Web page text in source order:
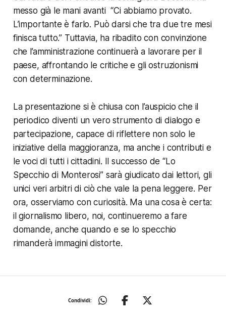
messo già le mani avanti “Ci abbiamo provato.
L’importante è farlo. Può darsi che tra due tre mesi
finisca tutto.” Tuttavia, ha ribadito con convinzione
che l’amministrazione continuerà a lavorare per il
paese, affrontando le critiche e gli ostruzionismi
con determinazione.
La presentazione si è chiusa con l’auspicio che il
periodico diventi un vero strumento di dialogo e
partecipazione, capace di riflettere non solo le
iniziative della maggioranza, ma anche i contributi e
le voci di tutti i cittadini. Il successo de “Lo
Specchio di Monterosi” sarà giudicato dai lettori, gli
unici veri arbitri di ciò che vale la pena leggere. Per
ora, osserviamo con curiosità. Ma una cosa è certa:
il giornalismo libero, noi, continueremo a fare
domande, anche quando e se lo specchio
rimanderà immagini distorte.
Condividi: